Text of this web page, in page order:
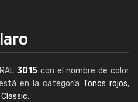
3015con el nombre de color
en la categoría Tonos rojos,
Classic.